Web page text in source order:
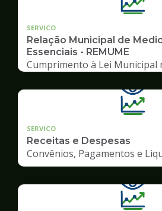
SERVICO
Relação Municipal de
Essenciais - REMUME
Cumprimento à Lei Municipal
SERVICO
Receitas e Despesas
Convênios, Pagamentos e